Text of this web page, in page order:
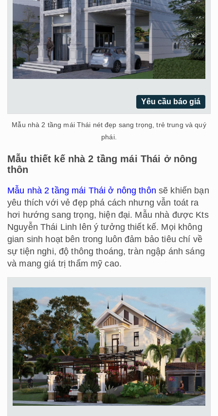
Yêu cầu báo giá
Mẫu nhà 2 tầng mái Thái nét đẹp sang trọng, trẻ trung và quý
phái.
Mẫu thiết kế nhà 2 tầng mái Thái ở nông
thôn
Mẫu nhà 2 tầng mái Thái ở nông thôn sẽ khiến bạn
yêu thích với vẻ đẹp phá cách nhưng vẫn toát ra
hơi hướng sang trọng, hiện đại. Mẫu nhà được Kts
Nguyễn Thái Linh lên ý tưởng thiết kế. Mọi không
gian sinh hoạt bên trong luôn đảm bảo tiêu chí về
sự tiện nghi, độ thông thoáng, tràn ngập ánh sáng
và mang giá trị thẩm mỹ cao.